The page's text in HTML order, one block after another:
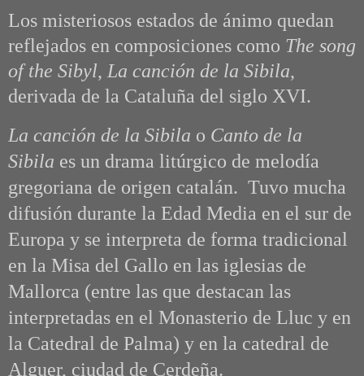
Los misteriosos estados de ánimo quedan
reflejados en composiciones como The song
of the Sibyl, La canción de la Sibila,
derivada de la Cataluña del siglo XVI.
La canción de la Sibila o Canto de la
Sibila es un drama litúrgico de melodía
gregoriana de origen catalán. Tuvo mucha
difusión durante la Edad Media en el sur de
Europa y se interpreta de forma tradicional
en la Misa del Gallo en las iglesias de
Mallorca (entre las que destacan las
interpretadas en el Monasterio de Lluc y en
la Catedral de Palma) y en la catedral de
Alguer, ciudad de Cerdeña.